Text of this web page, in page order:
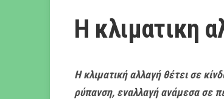
Η κλιματικη
Η κλιματική αλλαγή θέτει σε
ρύπανση, εναλλαγή ανάμεσα σε